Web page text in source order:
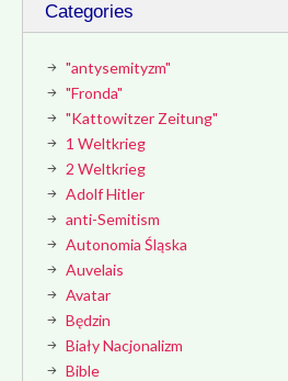
Categories
"antysemityzm"
"Fronda"
"Kattowitzer Zeitung"
1 Weltkrieg
2 Weltkrieg
Adolf Hitler
anti-Semitism
Autonomia Śląska
Auvelais
Avatar
Będzin
Biały Nacjonalizm
Bible